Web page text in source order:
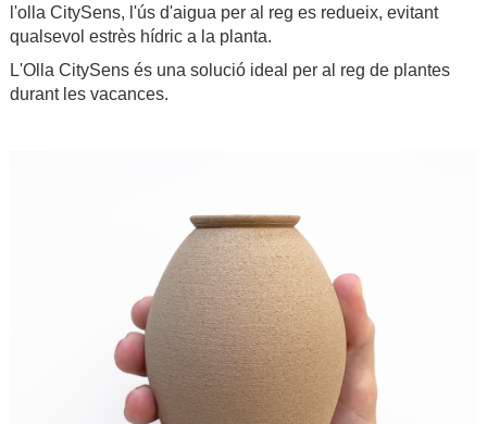
l'olla CitySens, l'ús d'aigua per al reg es redueix, evitant
qualsevol estrès hídric a la planta.
L'Olla CitySens és una solució ideal per al reg de plantes
durant les vacances.